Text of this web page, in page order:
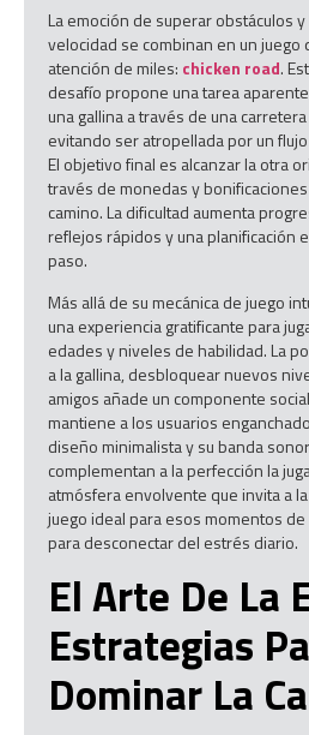
La emoción de superar obstáculos
velocidad se combinan en un juego
atención de miles: chicken road.
desafío propone una tarea
una gallina a través de una
evitando ser atropellada por un
El objetivo final es alcanzar la otra
través de monedas y
camino. La dificultad aumenta
reflejos rápidos y una planificación
paso.
Más allá de su mecánica de juego
una experiencia gratificante para
edades y niveles de habilidad. La
a la gallina, desbloquear nuevos
amigos añade un componente
mantiene a los usuarios
diseño minimalista y su banda
complementan a la perfección la
atmósfera envolvente que invita a
juego ideal para esos momentos
para desconectar del estrés diario.
El Arte De La
Estrategias
Dominar La